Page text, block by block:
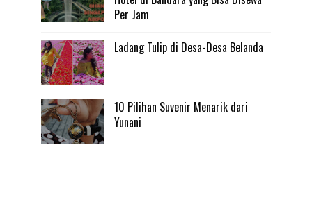
Per Jam
Ladang Tulip di Desa-Desa Belanda
10 Pilihan Suvenir Menarik dari
Yunani